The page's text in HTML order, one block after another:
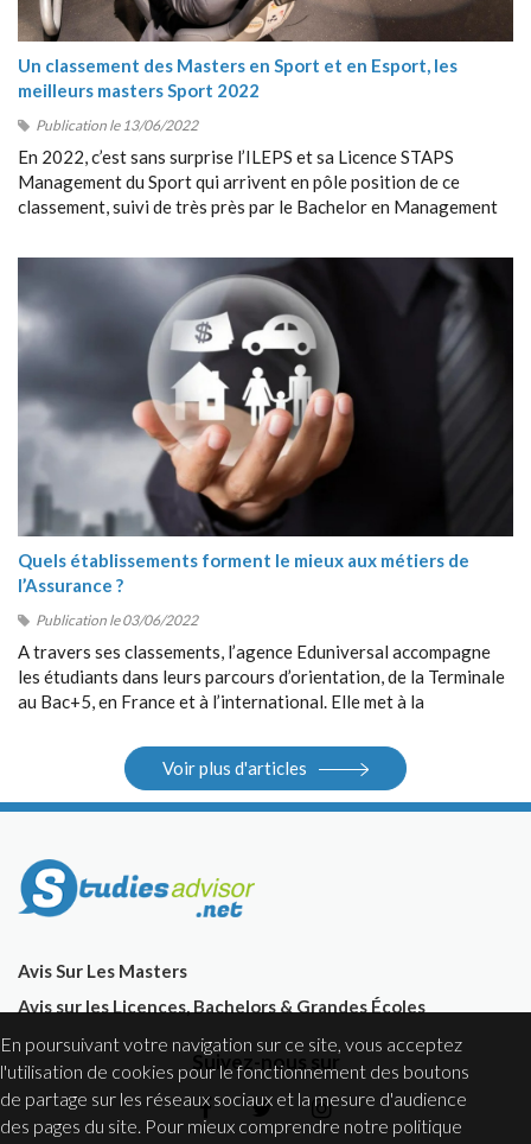
Un classement des Masters en Sport et en Esport, les
meilleurs masters Sport 2022
Publication le 13/06/2022
En 2022, c’est sans surprise l’ILEPS et sa Licence STAPS
Management du Sport qui arrivent en pôle position de ce
classement, suivi de très près par le Bachelor en Management
Quels établissements forment le mieux aux métiers de
l’Assurance ?
Publication le 03/06/2022
A travers ses classements, l’agence Eduniversal accompagne
les étudiants dans leurs parcours d’orientation, de la Terminale
au Bac+5, en France et à l’international. Elle met à la
Internet, salons.
Voir plus d'articles
Avis Sur Les Masters
Avis sur les Licences, Bachelors & Grandes Écoles
Suivez-nous sur
En poursuivant votre navigation sur ce site, vous acceptez
l'utilisation de cookies pour le fonctionnement des boutons
de partage sur les réseaux sociaux et la mesure d'audience
des pages du site. Pour mieux comprendre notre politique